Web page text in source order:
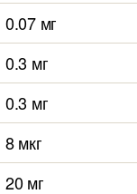
0.07 мг
0.3 мг
0.3 мг
8 мкг
20 мг